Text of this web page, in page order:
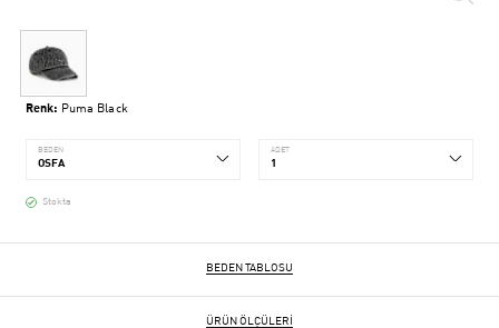
Renk: Puma Black
BEDEN ADET
Stokta
BEDEN TABLOSU
ÜRÜN ÖLÇÜLERI